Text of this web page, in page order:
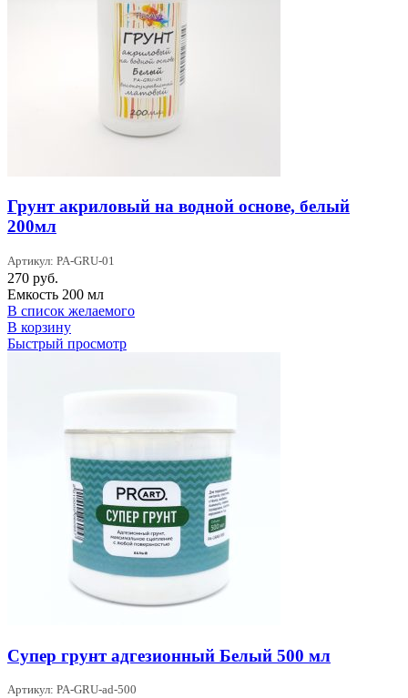
Грунт акриловый на водной основе, белый
200мл
Артикул: PA-GRU-01
270 руб.
Емкость 200 мл
В список желаемого
В корзину
Быстрый просмотр
Супер грунт адгезионный Белый 500 мл
Артикул: PA-GRU-ad-500